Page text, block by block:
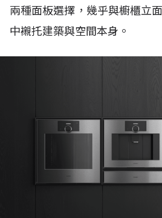
兩種面板選擇，幾乎與櫥櫃立
中襯托建築與空間本身。